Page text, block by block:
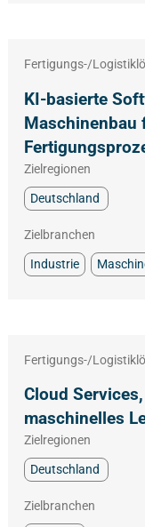
Fertigungs-/
KI-basierte
Zielregionen
Deutschland
Zielbranchen
Industrie
Fertigungs-/
Cloud
maschinelles
Zielregionen
Deutschland
Zielbranchen